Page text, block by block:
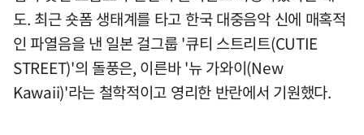
도. 최근 숏폼 생태계를 타고 한국 대중음악 신에 매혹적
인 파열음을 낸 일본 걸그룹 '큐티 스트리트(CUTIE
STREET)'의 돌풍은, 이른바 '뉴 가와이(New
Kawaii)'라는 철학적이고 영리한 반란에서 기원했다.